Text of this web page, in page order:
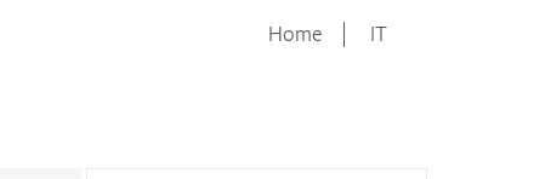
Home IT